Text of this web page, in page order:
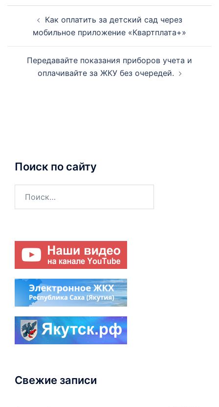
записям
Как оплатить за детский сад через
мобильное приложение «Квартплата+»
Передавайте показания приборов учета и
оплачивайте за ЖКУ без очередей.
Поиск по сайту
Свежие записи